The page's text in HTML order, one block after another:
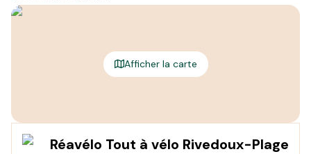
Afficher la carte
Réavélo Tout à vélo Rivedoux-Plage